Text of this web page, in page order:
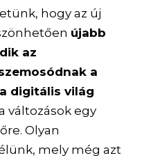
hogy az új
újabb
az
a
digitális világ
változások egy
Olyan
mely még azt